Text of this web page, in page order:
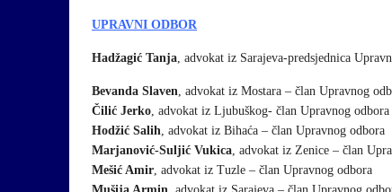
UPRAVNI ODBOR
Hadžagić Tanja, advokat iz Sarajeva-predsjednica
Bevanda Slaven, advokat iz Mostara – član Upravnog
Čilić Jerko, advokat iz Ljubuškog- član Upravnog odbora
Hodžić Salih, advokat iz Bihaća – član Upravnog odbora
Marjanović-Suljić Vukica, advokat iz Zenice – član
Mešić Amir, advokat iz Tuzle – član Upravnog odbora